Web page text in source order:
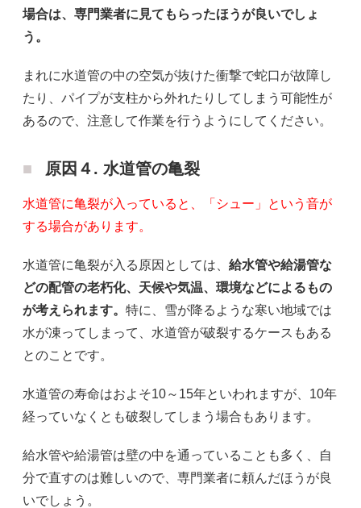
場合は、専門業者に見てもらったほうが良いでしょ
う。
まれに水道管の中の空気が抜けた衝撃で蛇口が故障し
たり、パイプが支柱から外れたりしてしまう可能性が
あるので、注意して作業を行うようにしてください。
原因４. 水道管の亀裂
水道管に亀裂が入っていると、「シュー」という音が
する場合があります。
水道管に亀裂が入る原因としては、 給水管や給湯管な
どの配管の老朽化、天候や気温、環境などによるもの
が考えられます。 特に、雪が降るような寒い地域では
水が凍ってしまって、水道管が破裂するケースもある
とのことです。
水道管の寿命はおよそ10～15年といわれますが、10年
経っていなくとも破裂してしまう場合もあります。
給水管や給湯管は壁の中を通っていることも多く、自
分で直すのは難しいので、専門業者に頼んだほうが良
いでしょう。